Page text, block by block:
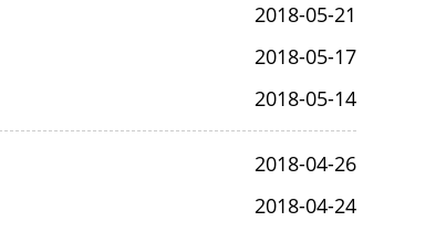
2018-05-21
2018-05-17
2018-05-14
2018-04-26
2018-04-24